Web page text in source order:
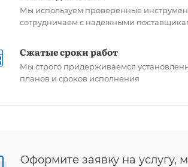
Мы используем проверенные
сотрудничаем с надежными
Сжатые сроки работ
Мы строго придерживаемся
планов и сроков исполнения
Оформите заявку на услугу,